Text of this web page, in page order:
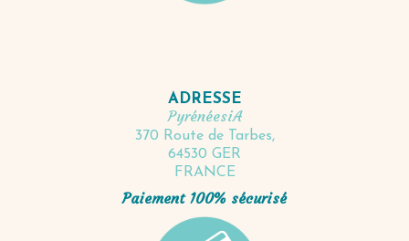
ADRESSE
PyrénéesiA
370 Route de Tarbes,
64530 GER
FRANCE
Paiement 100% sécurisé